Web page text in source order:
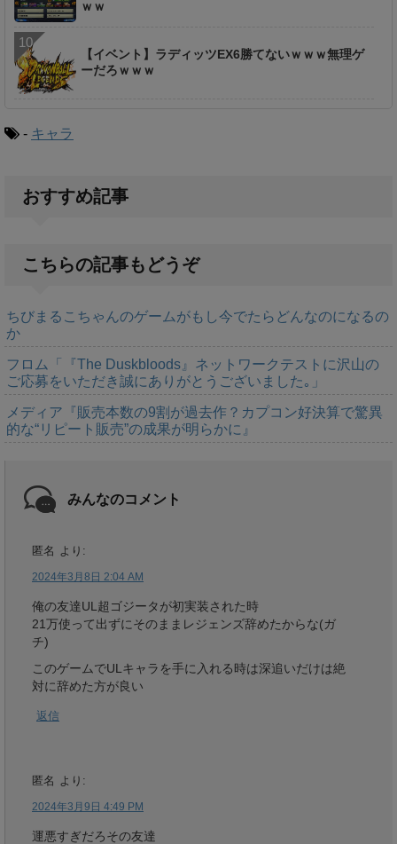
ｗｗ
【イベント】ラディッツEX6勝てないｗｗｗ無理ゲ
ーだろｗｗｗ
- キャラ
おすすめ記事
こちらの記事もどうぞ
ちびまるこちゃんのゲームがもし今でたらどんなのになるの
か
フロム「『The Duskbloods』ネットワークテストに沢山の
ご応募をいただき誠にありがとうございました｡」
メディア『販売本数の9割が過去作？カプコン好決算で驚異
的な“リピート販売”の成果が明らかに』
みんなのコメント
匿名 より:
2024年3月8日 2:04 AM
俺の友達UL超ゴジータが初実装された時
21万使って出ずにそのままレジェンズ辞めたからな(ガ
チ)
このゲームでULキャラを手に入れる時は深追いだけは絶
対に辞めた方が良い
返信
匿名 より:
2024年3月9日 4:49 PM
運悪すぎだろその友達